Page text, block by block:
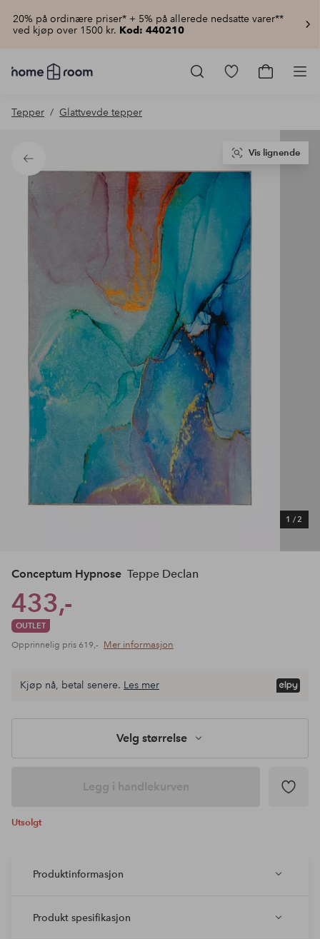
20% på ordinære priser* + 5% på allerede nedsatte varer**
ved kjøp over 1500 kr. Kod: 440210
Homeroom
–
hjemmet
pris
Gå
Gå
Tepper Glattvevde tepper
Tilbake
1 /2
Vis lignende
Conceptum Hypnose Teppe Declan
433,-
OUTLET
Opprinnelig pris 619,- Mer informasjon
Kjøp nå, betal senere. Les mer
Velg størrelse
Legg i handlekurven
Utsolgt
Produktinformasjon
Produkt spesifikasjon